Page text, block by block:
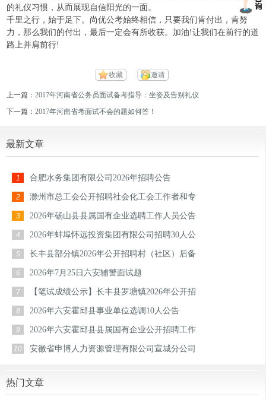
的礼仪习惯，从而展现自信阳光的一面。
千里之行，始于足下。尚优公考始终相信，只要我们肯付出，肯努
力，那么我们的付出，最后一定会有所收获。加油!让我们在前行的道
路上并肩前行!
收藏 邀请
上一篇：2017年河南省公务员面试备考指导：坐姿及告别礼仪
下一篇：2017年河南省考面试不会的题如何答！
最新文章
1 合肥水务集团有限公司2026年招聘公告
2 滁州市总工会公开招聘社会化工会工作者和专
3 2026年砀山县县属国有企业选聘工作人员公告
4 2026年蚌埠怀远投资集团有限公司招聘30人公
5 长丰县部分镇2026年公开招聘村（社区）后备
6 2026年7月25日六安辅警面试题
7 【笔试成绩公示】长丰县罗塘镇2026年公开招
8 2026年六安霍邱县事业单位选调10人公告
9 2026年六安霍邱县县属国有企业公开招聘工作
10 安徽省申博人力资源管理有限公司宣城分公司
热门文章